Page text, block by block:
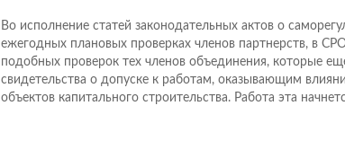
Во исполнение статей законодательных актов о
ежегодных плановых проверках членов партнерств, в
подобных проверок тех членов объединения, которые
свидетельства о допуске к работам, оказывающим
объектов капитального строительства. Работа эта